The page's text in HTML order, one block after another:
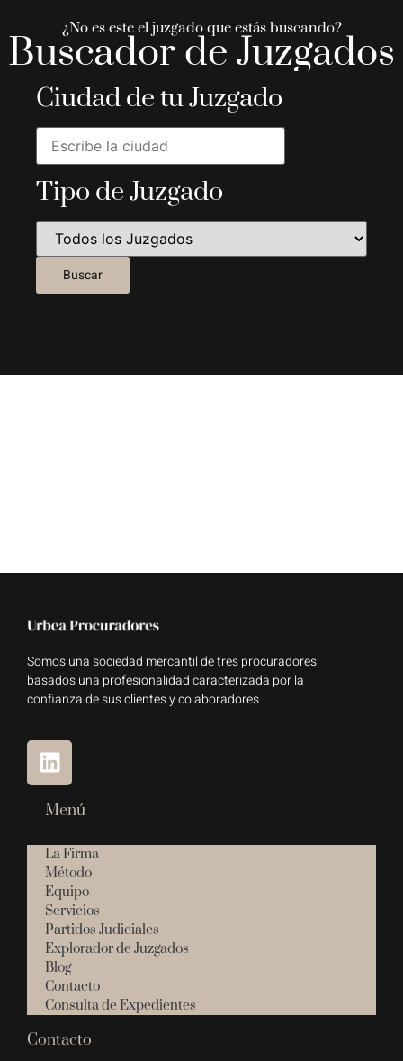
¿No es este el juzgado que estás buscando?
Buscador de Juzgados
Ciudad de tu Juzgado
Tipo de Juzgado
Somos una sociedad mercantil de tres procuradores
basados una profesionalidad caracterizada por la
confianza de sus clientes y colaboradores
Menú
La Firma
Método
Equipo
Servicios
Partidos Judiciales
Explorador de Juzgados
Blog
Contacto
Consulta de Expedientes
Contacto